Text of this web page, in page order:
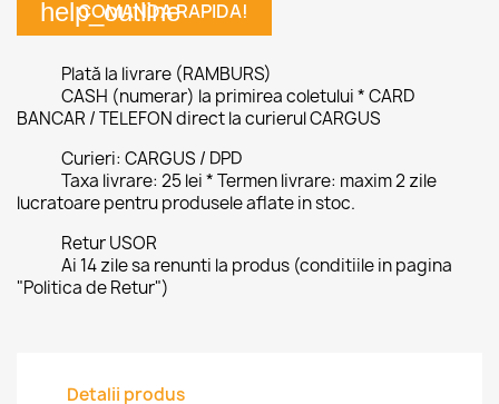
help_outline
COMANDA RAPIDA!
Plată la livrare (RAMBURS)
CASH (numerar) la primirea coletului * CARD
BANCAR / TELEFON direct la curierul CARGUS
Curieri: CARGUS / DPD
Taxa livrare: 25 lei * Termen livrare: maxim 2 zile
lucratoare pentru produsele aflate in stoc.
Retur USOR
Ai 14 zile sa renunti la produs (conditiile in pagina
"Politica de Retur")
Detalii produs